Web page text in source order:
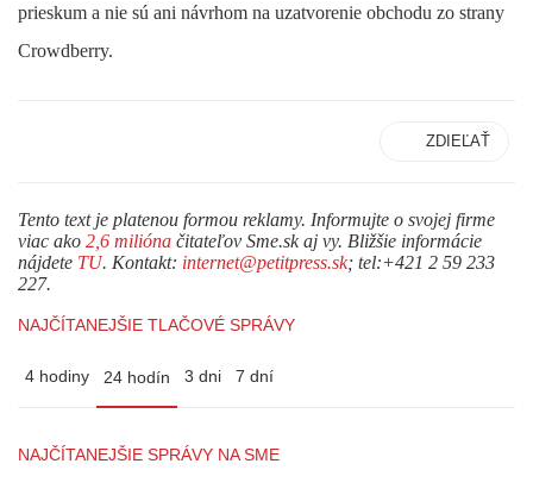
prieskum a nie sú ani návrhom na uzatvorenie obchodu zo strany
Crowdberry.
ZDIEĽAŤ
Tento text je platenou formou reklamy. Informujte o svojej firme
viac ako 2,6 milióna čitateľov Sme.sk aj vy. Bližšie informácie
nájdete TU. Kontakt: internet@petitpress.sk; tel:+421 2 59 233
227.
NAJČÍTANEJŠIE TLAČOVÉ SPRÁVY
4 hodiny 24 hodín 3 dni 7 dní
NAJČÍTANEJŠIE SPRÁVY NA SME